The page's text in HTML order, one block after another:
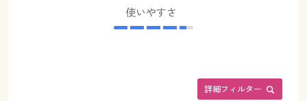
使いやすさ
詳細フィルター